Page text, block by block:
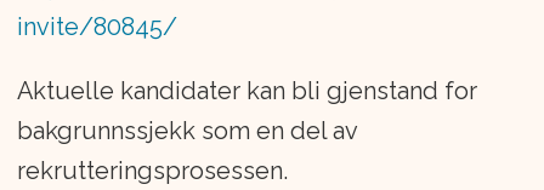
invite/80845/
Aktuelle kandidater kan bli gjenstand for
bakgrunnssjekk som en del av
rekrutteringsprosessen.